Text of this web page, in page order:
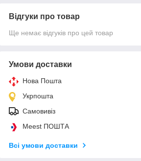
Відгуки про товар
Ще немає відгуків про цей товар
Умови доставки
Нова Пошта
Укрпошта
Самовивіз
Meest ПОШТА
Всі умови доставки